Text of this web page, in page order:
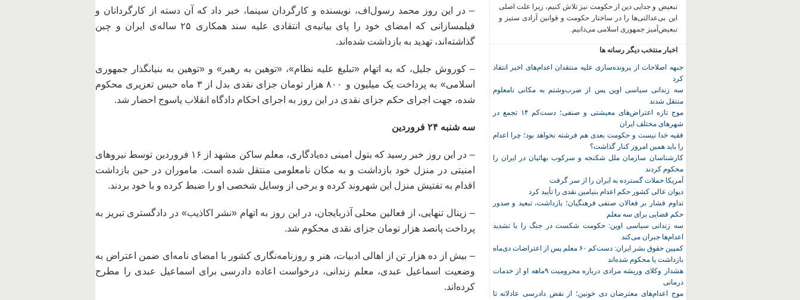
– در این روز محمد رسول‌اف، نویسنده و کارگردان سینما، خبر داد که آن دسته از کارگردانان و
فیلمسازانی که امضای خود را پای بیانیه‌ی انتقادی علیه سند همکاری ۲۵ ساله‌ی ایران و چین
گذاشته‌اند، تهدید به بازداشت شده‌اند.
– کوروش جلیل، که به اتهام «تبلیغ علیه نظام»، «توهین به رهبر» و «توهین به بنیانگذار جمهوری
اسلامی» به پرداخت یک میلیون و ۸۰۰ هزار تومان جزای نقدی بدل از ۳ ماه حبس تعزیری محکوم
شده، جهت اجرای حکم جزای نقدی در این روز به اجرای احکام دادگاه انقلاب یاسوج احضار شد.
سه شنبه ۲۴ فروردین
– در این روز خبر رسید که بتول امینی ده‌یادگاری، معلم ساکن مشهد از ۱۶ فروردین توسط نیروهای
امنیتی در منزل خود بازداشت و به مکان نامعلومی منتقل شده است. ماموران در حین بازداشت
اقدام به تفتیش منزل این شهروند کرده و برخی از وسایل شخصی او را ضبط کرده و با خود بردند.
– زینال تنهایی، از فعالین محلی آذربایجان، در این روز به اتهام «نشر اکاذیب» در دادگستری تبریز به
پرداخت پانصد هزار تومان جزای نقدی محکوم شد.
– بیش از ده هزار تن از اهالی ادبیات، هنر و روزنامه‌نگاری کشور با امضای نامه‌ای ضمن اعتراض به
وضعیت اسماعیل عبدی، معلم زندانی، درخواست اعاده دادرسی برای اسماعیل عبدی را مطرح
کرده‌اند.
تبعیض و جدایی دین از حکومت نیز تلاش کنیم، زیرا علت اصلی
این بی‌عدالتی‌ها را در ساختار حکومت و قوانین آزادی ستیز و
تبعیض‌آمیز جمهوری اسلامی می‌دانیم.
اخبار منتخب دیگر رسانه ها
جبهه اصلاحات از پرونده‌سازی علیه منتقدان اعدام‌های اخیر انتقاد
کرد
سه زندانی سیاسی اوین پس از ضرب‌وشتم به مکانی نامعلوم
منتقل شدند
موج تازه اعتراض‌های معیشتی و صنفی؛ دست‌کم ۱۴ تجمع در
شهرهای مختلف ایران
فقیه خدا نیست و حکومت بعدی هم فرشته نخواهد بود؛ چرا اعدام
را باید همین امروز کنار گذاشت؟
کارشناسان سازمان ملل شکنجه و سرکوب بهائیان در ایران را
محکوم کردند
آمریکا حملات گسترده به ایران را از سر گرفت
دیوان عالی کشور حکم اعدام بنیامین نقدی را تأیید کرد
تداوم فشار بر فعالان صنفی فرهنگیان؛ بازداشت، تبعید و صدور
حکم قضایی برای سه معلم
سه زندانی سیاسی اوین: حکومت شکست در جنگ را با تشدید
اعدام‌ها جبران می‌کند
کمپین حقوق بشر ایران: دست‌کم ۶۰ معلم پس از اعتراضات دی‌ماه
بازداشت یا محکوم شده‌اند
هشدار وکلای وریشه مرادی درباره محرومیت ۹ماهه او از خدمات
درمانی
موج اعدام‌های معترضان دی‌ خونین؛ از نقض دادرسی عادلانه تا